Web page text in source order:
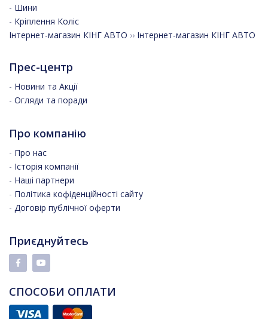
- Шини
- Кріплення Коліс
Інтернет-магазин КІНГ АВТО ›› Інтернет-магазин КІНГ АВТО
Прес-центр
- Новини та Акції
- Огляди та поради
Про компанію
- Про нас
- Історія компанії
- Наші партнери
- Політика кофіденційності сайту
- Договір публічної оферти
Приєднуйтесь
СПОСОБИ ОПЛАТИ